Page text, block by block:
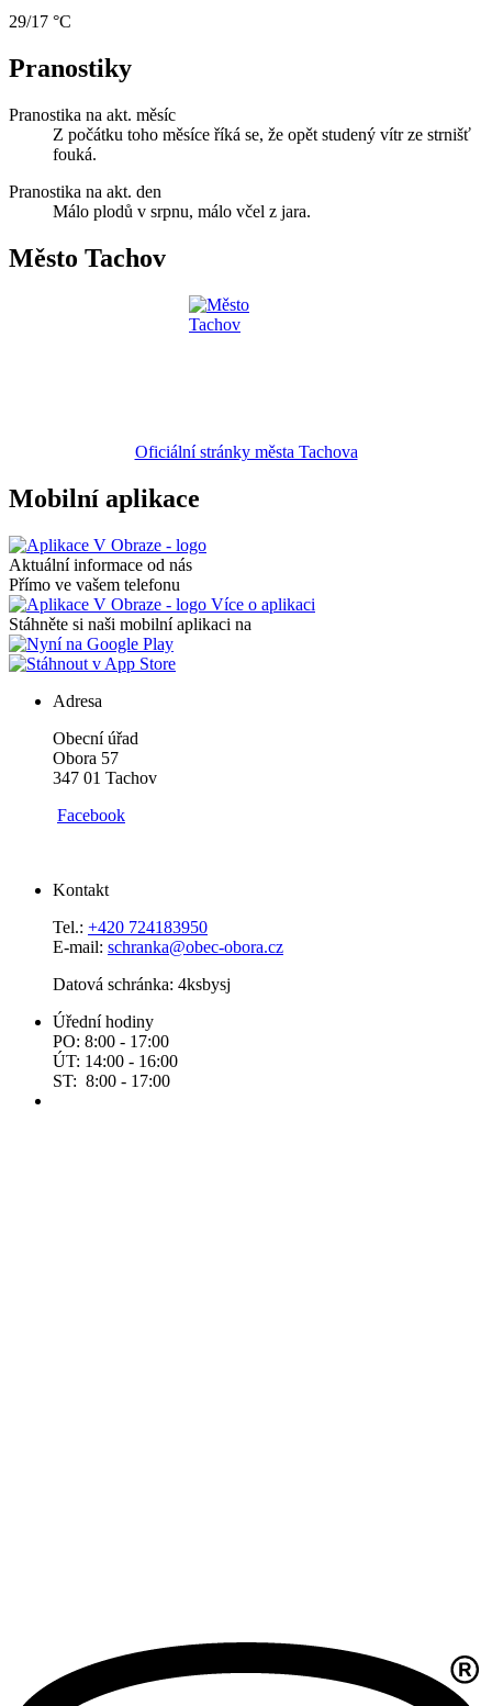
29/17 °C
Pranostiky
Pranostika na akt. měsíc
Z počátku toho měsíce říká se, že opět studený vítr ze strnišť
fouká.
Pranostika na akt. den
Málo plodů v srpnu, málo včel z jara.
Město Tachov
Oficiální stránky města Tachova
Mobilní aplikace
Aktuální informace od nás
Přímo ve vašem telefonu
Více o aplikaci
Stáhněte si naši mobilní aplikaci na
Adresa
Obecní úřad
Obora 57
347 01 Tachov
Facebook
Kontakt
Tel.: +420 724183950
E-mail: schranka@obec-obora.cz
Datová schránka: 4ksbysj
Úřední hodiny
PO: 8:00 - 17:00
ÚT: 14:00 - 16:00
ST: 8:00 - 17:00